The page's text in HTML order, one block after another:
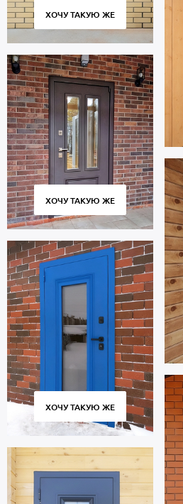
ХОЧУ ТАКУЮ ЖЕ
ХОЧУ ТАКУЮ ЖЕ
ХОЧУ ТАКУЮ ЖЕ